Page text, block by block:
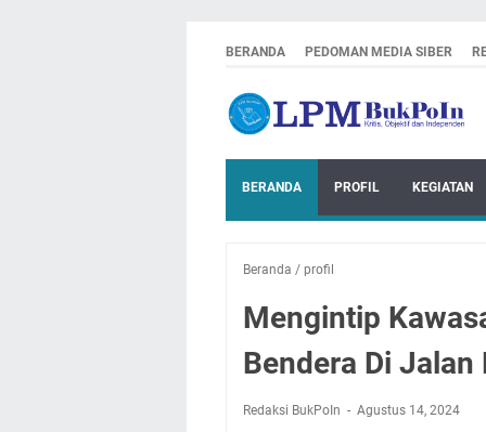
BERANDA PEDOMAN MEDIA SIBER
BERANDA PROFIL KEGIATAN
Beranda / profil
Mengintip
Bendera Di Jalan
Redaksi BukPoIn Agustus 14, 2024